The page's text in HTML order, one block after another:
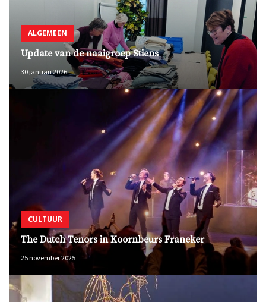
ALGEMEEN
Update van de naaigroep Stiens
30 januari 2026
CULTUUR
The Dutch Tenors in Koornbeurs Franeker
25 november 2025